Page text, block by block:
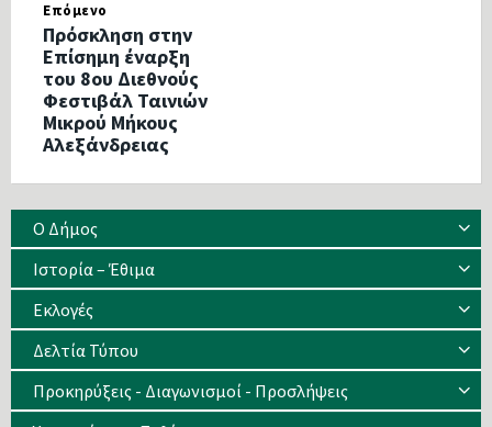
Επόμενο
Πρόσκληση στην
Επίσημη έναρξη
του 8ου Διεθνούς
Φεστιβάλ Ταινιών
Μικρού Μήκους
Αλεξάνδρειας
Ο Δήμος
Ιστορία – Έθιμα
Eκλογές
Δελτία Τύπου
Προκηρύξεις - Διαγωνισμοί - Προσλήψεις